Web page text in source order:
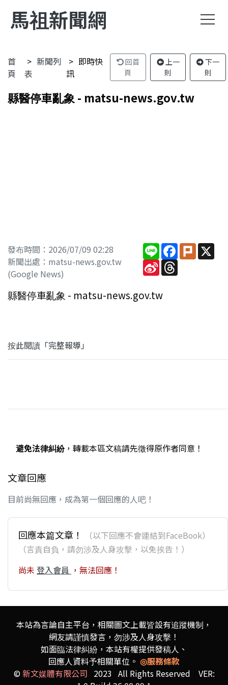
馬祖新聞網
首
頁
新聞列
表
即時快
訊
回首
頁
上一
則
下一
則
縣醫停車亂象 - matsu-news.gov.tw
發布時間：2026/07/09 02:28
新聞出處：matsu-news.gov.tw
(Google News)
Line Facebook
Plurk
Sina
Weibo
Threads
縣醫停車亂象 - matsu-news.gov.tw
按此閱讀「完整報導」
避免法律糾紛，轉載本區文稿請先徵得原作者同意！
文章回應
目前尚無回應，成為第一個回應的人吧！
回應本篇文章！
（以下回應不會連結到FaceBook）
（言責自負，請勿涉及人身攻擊，以免挨告！）
尚未 登入會員 ，無法回應！
本站為言論自主平台，相關圖文上載皆設有追蹤機制，
網友請謹慎發言，勿涉及人身攻擊！
如面臨法律糾紛，本站有權提供發稿人、
回應人資料予相關單位。 ◎服務條款
©新文媒體有限公司 2023 All Rights Reserved VER: